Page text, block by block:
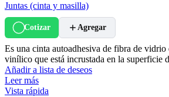
Juntas (cinta y masilla)
Cotizar Agregar
Es una cinta autoadhesiva de fibra de
vinílico que está incrustada en la superficie
Añadir a lista de deseos
Leer más
Vista rápida